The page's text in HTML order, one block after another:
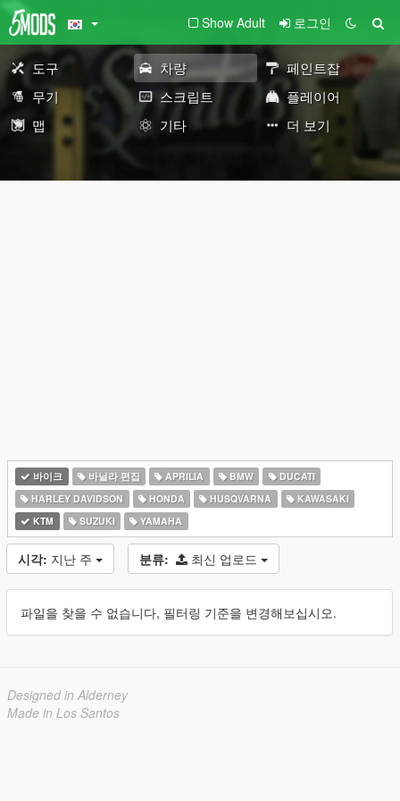
Show Adult 로그인
도구 차량
페인트잡
무기
스크립트
플레이어
맵
기타 더 보기
바이크 바닐라 편집 APRILIA BMW
DUCATI
HARLEY DAVIDSON
HONDA HUSQVARNA
KAWASAKI
KTM
SUZUKI YAMAHA
시각: 지난 주 분류: 최신 업로드
파일을 찾을 수 없습니다, 필터링 기준을 변경해보십시오.
Designed in Alderney
Made in Los Santos